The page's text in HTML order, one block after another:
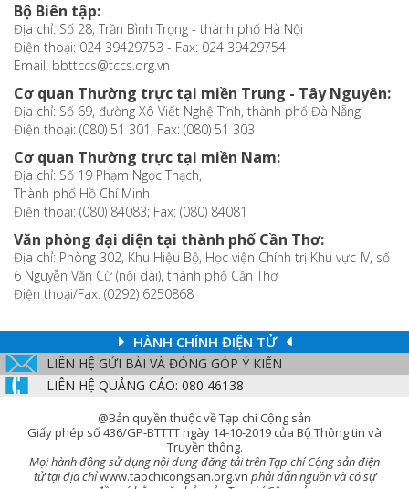
Bộ Biên tập:
Địa chỉ: Số 28, Trần Bình Trọng - thành phố Hà Nội
Điện thoại: 024 39429753 - Fax: 024 39429754
Email: bbttccs@tccs.org.vn
Cơ quan Thường trực tại miền Trung - Tây Nguyên:
Địa chỉ: Số 69, đường Xô Viết Nghệ Tĩnh, thành phố Đà Nẵng
Điện thoại: (080) 51 301; Fax: (080) 51 303
Cơ quan Thường trực tại miền Nam:
Địa chỉ: Số 19 Phạm Ngọc Thạch,
Thành phố Hồ Chí Minh
Điện thoại: (080) 84083; Fax: (080) 84081
Văn phòng đại diện tại thành phố Cần Thơ:
Địa chỉ: Phòng 302, Khu Hiệu Bộ, Học viện Chính trị Khu vực IV, số
6 Nguyễn Văn Cừ (nối dài), thành phố Cần Thơ
Điện thoại/Fax: (0292) 6250868
HÀNH CHÍNH ĐIỆN TỬ
LIÊN HỆ GỬI BÀI VÀ ĐÓNG GÓP Ý KIẾN
LIÊN HỆ QUẢNG CÁO: 080 46138
@Bản quyền thuộc về Tạp chí Cộng sản
Giấy phép số 436/GP-BTTTT ngày 14-10-2019 của Bộ Thông tin và
Truyền thông.
Mọi hành động sử dụng nội dung đăng tải trên Tạp chí Cộng sản điện
tử tại địa chỉwww.tapchicongsan.org.vn phải dẫn nguồn và có sự